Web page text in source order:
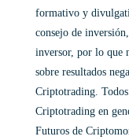
formativo y
consejo de
inversor, por lo que
sobre resultados
Criptotrading.
Criptotrading en
Futuros de